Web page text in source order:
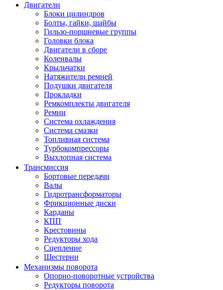
Двигатели
Блоки цилиндров
Болты, гайки, шайбы
Гильзо-поршневые группы
Головки блока
Двигатели в сборе
Коленвалы
Крыльчатки
Натяжители ремней
Подушки двигателя
Прокладки
Ремкомплекты двигателя
Ремни
Система охлаждения
Система смазки
Топливная система
Турбокомпрессоры
Выхлопная система
Трансмиссия
Бортовые передачи
Валы
Гидротрансформаторы
Фрикционные диски
Карданы
КПП
Крестовины
Редукторы хода
Сцепление
Шестерни
Механизмы поворота
Опорно-поворотные устройства
Редукторы поворота